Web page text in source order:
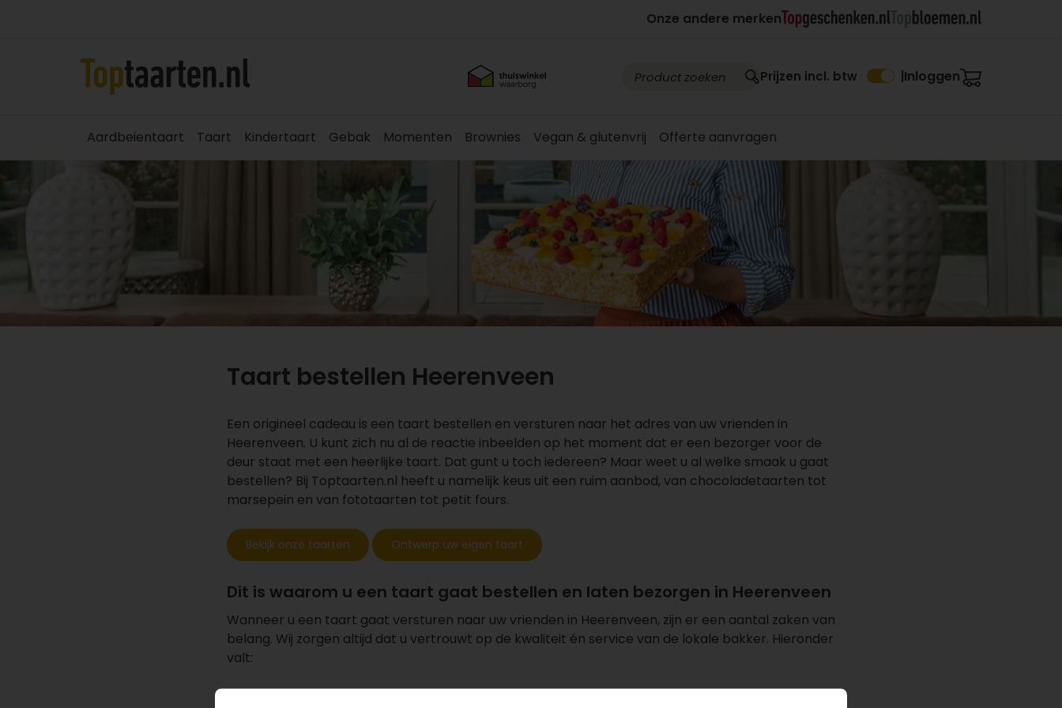
Onze andere merken
Prijzen incl. btw Inloggen
Aardbeientaart Taart Kindertaart Gebak Momenten Brownies Vegan & glutenvrij Offerte aanvragen
Taart bestellen Heerenveen
Een origineel cadeau is een taart bestellen en versturen naar het adres van uw vrienden in
Heerenveen. U kunt zich nu al de reactie inbeelden op het moment dat er een bezorger voor de
deur staat met een heerlijke taart. Dat gunt u toch iedereen? Maar weet u al welke smaak u gaat
bestellen? Bij Toptaarten.nl heeft u namelijk keus uit een ruim aanbod, van chocoladetaarten tot
marsepein en van fototaarten tot petit fours.
Bekijk onze taarten Ontwerp uw eigen taart
Dit is waarom u een taart gaat bestellen en laten bezorgen in Heerenveen
Wanneer u een taart gaat versturen naar uw vrienden in Heerenveen, zijn er een aantal zaken van
belang. Wij zorgen altijd dat u vertrouwt op de kwaliteit én service van de lokale bakker. Hieronder
valt: